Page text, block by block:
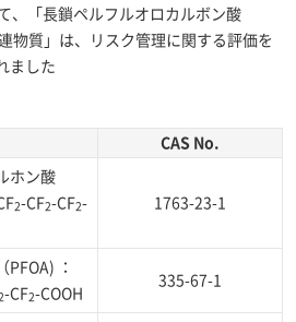
、「長鎖ペルフルオロカルボン酸
物質」は、リスク管理に関する評価を
ました
CAS No.
ホン酸
2-CF2-CF2-
1763-23-1
：
-CF2-COOH
335-67-1